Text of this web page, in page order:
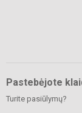
Pastebėjote
Turite pasiūlymų?